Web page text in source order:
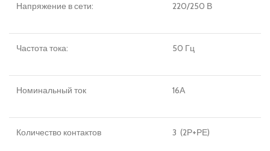
Напряжение в сети: 220/250 В
Частота тока: 50 Гц
Номинальный ток 16А
Количество контактов 3 (2Р+РЕ)